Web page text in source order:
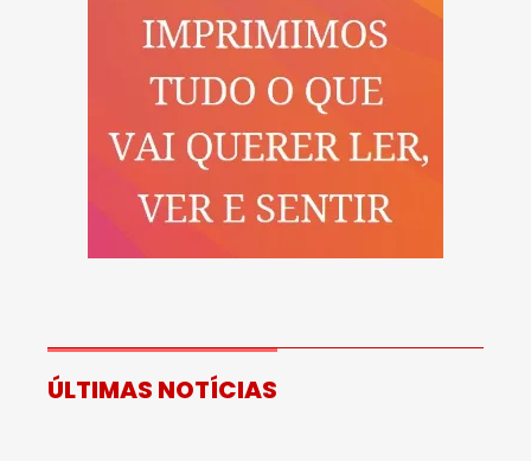
ÚLTIMAS NOTÍCIAS